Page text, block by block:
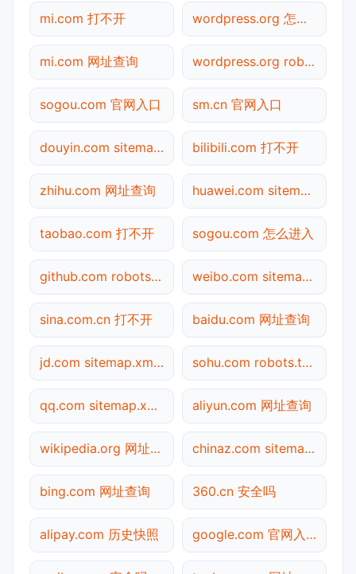
mi.com 打不开 wordpress.org 怎么进入
mi.com 网址查询 wordpress.org robots.txt检测
sogou.com 官网入口 sm.cn 官网入口
douyin.com sitemap.xml检测 bilibili.com 打不开
zhihu.com 网址查询 huawei.com sitemap.xml检测
taobao.com 打不开 sogou.com 怎么进入
github.com robots.txt检测 weibo.com sitemap.xml检测
sina.com.cn 打不开 baidu.com 网址查询
jd.com sitemap.xml检测 sohu.com robots.txt检测
qq.com sitemap.xml检测 aliyun.com 网址查询
wikipedia.org 网址查询 chinaz.com sitemap.xml检测
bing.com 网址查询 360.cn 安全吗
alipay.com 历史快照 google.com 官网入口